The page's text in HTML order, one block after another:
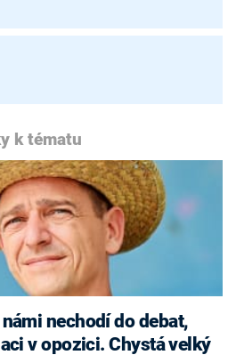
k tématu
nechodí do debat,
v opozici. Chystá velký